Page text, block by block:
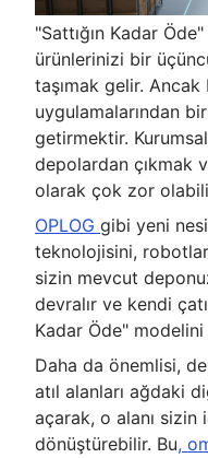
"Sattığın Kadar
ürünlerinizi bir
taşımak gelir.
uygulamalarından
getirmektir.
depolardan çıkmak
olarak çok zor
OPLOG gibi yeni
teknolojisini,
sizin mevcut
devralır ve kendi
Kadar Öde" modelini
Daha da önemlisi,
atıl alanları ağdaki
açarak, o alanı
dönüştürebilir. Bu,